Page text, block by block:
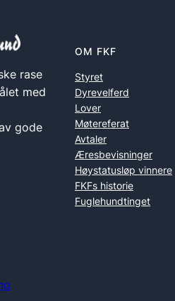
rase
med
gode
OM FKF
Styret
Dyrevelferd
Lover
Møtereferat
Avtaler
Æresbevisninger
Høystatusløp vinnere
FKFs historie
Fuglehundtinget